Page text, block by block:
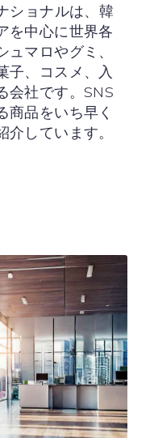
ショナルは、韓
を中心に世界各
マロやグミ、
子、コスメ、入
会社です。SNS
商品をいち早く
しています。